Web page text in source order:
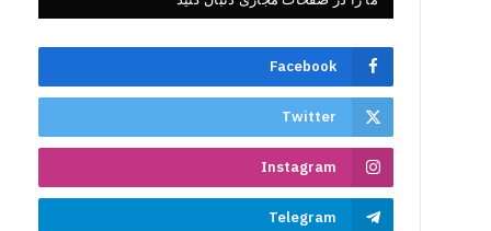
Facebook
Twitter
Instagram
Telegram